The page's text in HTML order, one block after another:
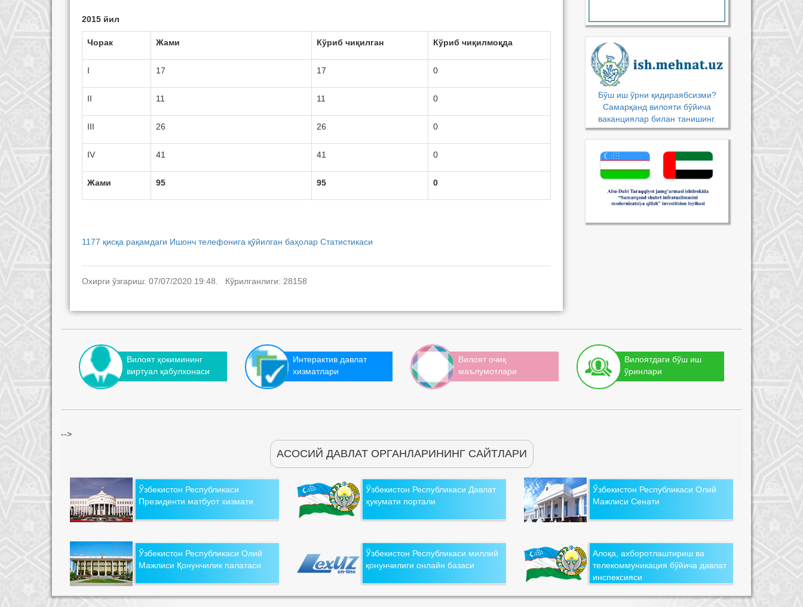
2015 йил
Чорак Жами Кўриб чиқилган Кўриб чиқилмоқда
I 17 17 0
II 11 11 0
III 26 26 0
IV 41 41 0
Жами 95 95 0
1177 қисқа рақамдаги Ишонч телефонига қўйилган баҳолар Статистикаси
Охирги ўзгариш: 07/07/2020 19:48. Кўрилганлиги: 28158
Бўш иш ўрни қидираябсизми?
Самарқанд вилояти бўйича
ваканциялар билан танишинг.
Вилоят ҳокимининг
виртуал қабулхонаси
Интерактив давлат
хизматлари
Вилоят очиқ
маълумотлари
Вилоятдаги бўш иш
ўринлари
-->
АСОСИЙ ДАВЛАТ ОРГАНЛАРИНИНГ САЙТЛАРИ
Ўзбекистон Республикаси
Президенти матбуот хизмати
Ўзбекистон Республикаси Давлат
ҳукумати портали
Ўзбекистон Республикаси Олий
Мажлиси Сенати
Ўзбекистон Республикаси Олий
Мажлиси Қонунчилик палатаси
Ўзбекистон Республикаси миллий
қонунчилиги онлайн базаси
Алоқа, ахборотлаштириш ва
телекоммуникация бўйича давлат
инспексияси